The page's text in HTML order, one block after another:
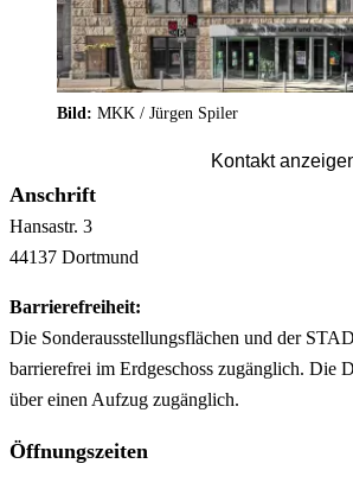
Bild: MKK / Jürgen Spiler
Kontakt
Anschrift
Hansastr. 3
44137 Dortmund
Barrierefreiheit:
Die Sonderausstellungsflächen und der
barrierefrei im Erdgeschoss zugänglich. Die
über einen Aufzug zugänglich.
Öffnungszeiten